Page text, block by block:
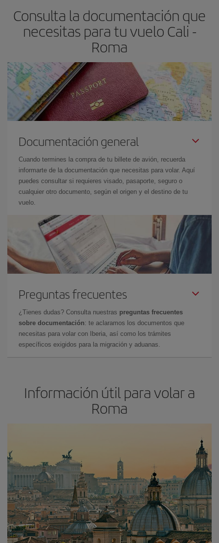
Consulta la documentación que
necesitas para tu vuelo Cali -
Roma
Documentación general
Cuando termines la compra de tu billete de avión, recuerda
informarte de la documentación que necesitas para volar. Aquí
puedes consultar si requieres visado, pasaporte, seguro o
cualquier otro documento, según el origen y el destino de tu
vuelo.
Preguntas frecuentes
¿Tienes dudas? Consulta nuestras preguntas frecuentes
sobre documentación: te aclaramos los documentos que
necesitas para volar con Iberia, así como los trámites
específicos exigidos para la migración y aduanas.
Información útil para volar a
Roma